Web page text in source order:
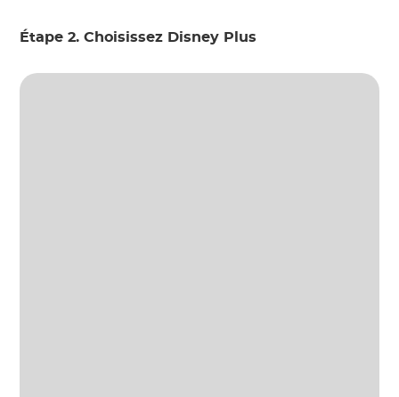
Étape 2. Choisissez Disney Plus